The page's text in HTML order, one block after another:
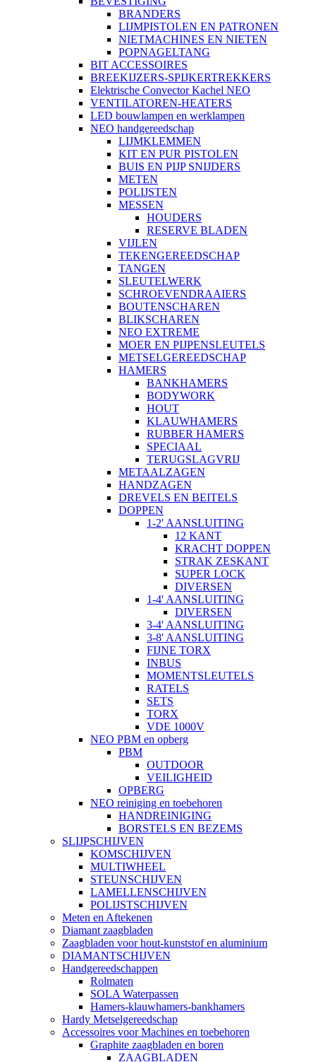
BRANDERS
LIJMPISTOLEN EN PATRONEN
NIETMACHINES EN NIETEN
POPNAGELTANG
BIT ACCESSOIRES
BREEKIJZERS-SPIJKERTREKKERS
Elektrische Convector Kachel NEO
VENTILATOREN-HEATERS
LED bouwlampen en werklampen
NEO handgereedschap
LIJMKLEMMEN
KIT EN PUR PISTOLEN
BUIS EN PIJP SNIJDERS
METEN
POLIJSTEN
MESSEN
HOUDERS
RESERVE BLADEN
VIJLEN
TEKENGEREEDSCHAP
TANGEN
SLEUTELWERK
SCHROEVENDRAAIERS
BOUTENSCHAREN
BLIKSCHAREN
NEO EXTREME
MOER EN PIJPENSLEUTELS
METSELGEREEDSCHAP
HAMERS
BANKHAMERS
BODYWORK
HOUT
KLAUWHAMERS
RUBBER HAMERS
SPECIAAL
TERUGSLAGVRIJ
METAALZAGEN
HANDZAGEN
DREVELS EN BEITELS
DOPPEN
1-2' AANSLUITING
12 KANT
KRACHT DOPPEN
STRAK ZESKANT
SUPER LOCK
DIVERSEN
1-4' AANSLUITING
DIVERSEN
3-4' AANSLUITING
3-8' AANSLUITING
FIJNE TORX
INBUS
MOMENTSLEUTELS
RATELS
SETS
TORX
VDE 1000V
NEO PBM en opberg
PBM
OUTDOOR
VEILIGHEID
OPBERG
NEO reiniging en toebehoren
HANDREINIGING
BORSTELS EN BEZEMS
SLIJPSCHIJVEN
KOMSCHIJVEN
MULTIWHEEL
STEUNSCHIJVEN
LAMELLENSCHIJVEN
POLIJSTSCHIJVEN
Meten en Aftekenen
Diamant zaagbladen
Zaagbladen voor hout-kunststof en aluminium
DIAMANTSCHIJVEN
Handgereedschappen
Rolmaten
SOLA Waterpassen
Hamers-klauwhamers-bankhamers
Hardy Metselgereedschap
Accessoires voor Machines en toebehoren
Graphite zaagbladen en boren
ZAAGBLADEN